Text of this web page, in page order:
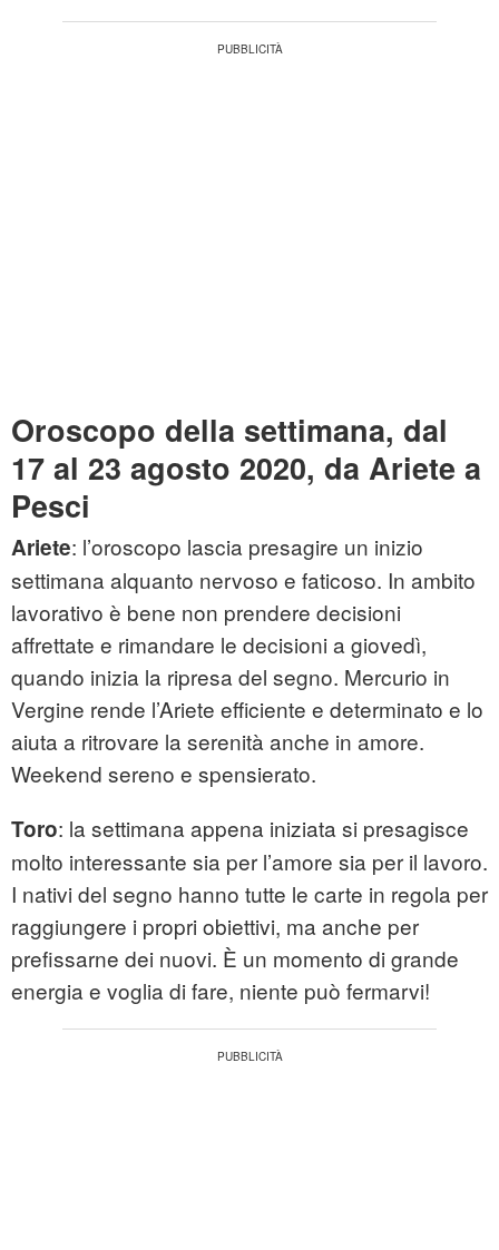
Oroscopo della settimana, dal
17 al 23 agosto 2020, da Ariete a
Pesci
Ariete: l’oroscopo lascia presagire un inizio
settimana alquanto nervoso e faticoso. In ambito
lavorativo è bene non prendere decisioni
affrettate e rimandare le decisioni a giovedì,
quando inizia la ripresa del segno. Mercurio in
Vergine rende l’Ariete efficiente e determinato e lo
aiuta a ritrovare la serenità anche in amore.
Weekend sereno e spensierato.
Toro: la settimana appena iniziata si presagisce
molto interessante sia per l’amore sia per il lavoro.
I nativi del segno hanno tutte le carte in regola per
raggiungere i propri obiettivi, ma anche per
prefissarne dei nuovi. È un momento di grande
energia e voglia di fare, niente può fermarvi!